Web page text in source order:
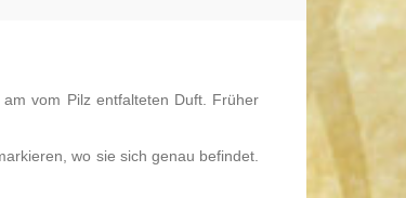
vom Pilz entfalteten Duft. Früher
wo sie sich genau befindet.